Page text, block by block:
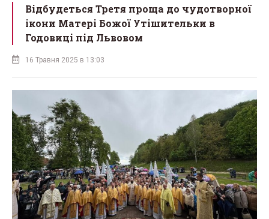
Відбудеться Третя проща до чудотворної
ікони Матері Божої Утішительки в
Годовиці під Львовом
16 Травня 2025 в 13:03